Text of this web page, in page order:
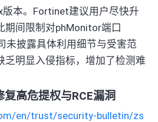
版本。Fortinet建议用户尽快升
期间限制对phMonitor端口
未披露具体利用细节与受害范
乏明显入侵指标，增加了检测难
高危提权与RCE漏洞
en/trust/security-bulletin/zs